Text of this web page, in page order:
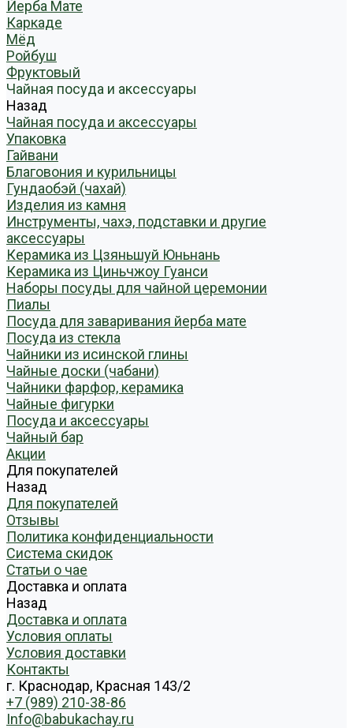
Йерба Мате
Каркаде
Мёд
Ройбуш
Фруктовый
Чайная посуда и аксессуары
Назад
Чайная посуда и аксессуары
Упаковка
Гайвани
Благовония и курильницы
Гундаобэй (чахай)
Изделия из камня
Инструменты, чахэ, подставки и другие
аксессуары
Керамика из Цзяньшуй Юньнань
Керамика из Циньчжоу Гуанси
Наборы посуды для чайной церемонии
Пиалы
Посуда для заваривания йерба мате
Посуда из стекла
Чайники из исинской глины
Чайные доски (чабани)
Чайники фарфор, керамика
Чайные фигурки
Посуда и аксессуары
Чайный бар
Акции
Для покупателей
Назад
Для покупателей
Отзывы
Политика конфиденциальности
Система скидок
Статьи о чае
Доставка и оплата
Назад
Доставка и оплата
Условия оплаты
Условия доставки
Контакты
г. Краснодар, Красная 143/2
+7 (989) 210-38-86
Info@babukachay.ru